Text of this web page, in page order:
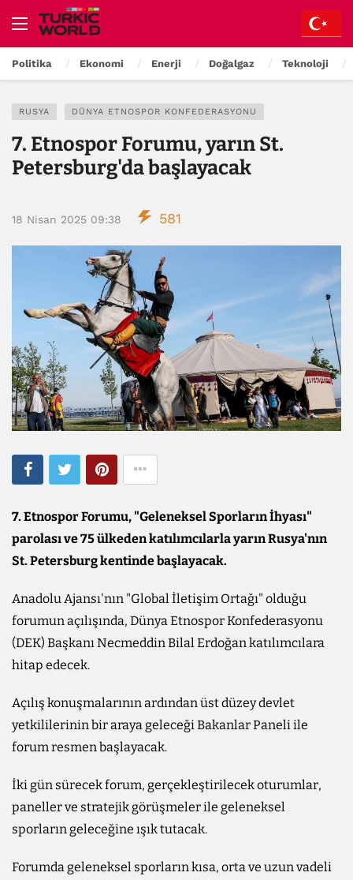
Politika Ekonomi Enerji Doğalgaz Teknoloji
RUSYA DÜNYA ETNOSPOR KONFEDERASYONU
7. Etnospor Forumu, yarın St.
Petersburg'da başlayacak
18 Nisan 2025 09:38 581
7. Etnospor Forumu, "Geleneksel Sporların İhyası"
parolası ve 75 ülkeden katılımcılarla yarın Rusya'nın
St. Petersburg kentinde başlayacak.
Anadolu Ajansı'nın "Global İletişim Ortağı" olduğu
forumun açılışında, Dünya Etnospor Konfederasyonu
(DEK) Başkanı Necmeddin Bilal Erdoğan katılımcılara
hitap edecek.
Açılış konuşmalarının ardından üst düzey devlet
yetkililerinin bir araya geleceği Bakanlar Paneli ile
forum resmen başlayacak.
İki gün sürecek forum, gerçekleştirilecek oturumlar,
paneller ve stratejik görüşmeler ile geleneksel
sporların geleceğine ışık tutacak.
Forumda geleneksel sporların kısa, orta ve uzun vadeli